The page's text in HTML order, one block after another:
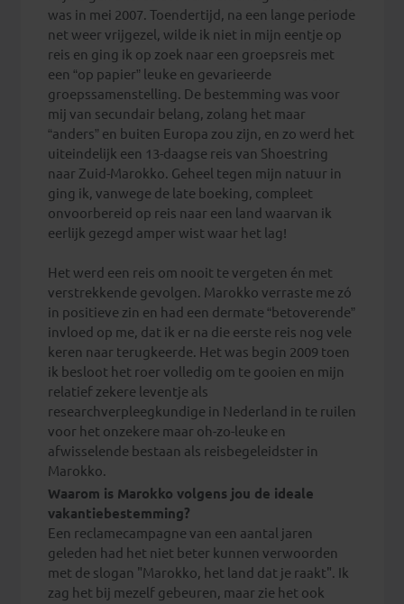
was in mei 2007. Toendertijd, na een lange periode
net weer vrijgezel, wilde ik niet in mijn eentje op
reis en ging ik op zoek naar een groepsreis met
een “op papier” leuke en gevarieerde
groepssamenstelling. De bestemming was voor
mij van secundair belang, zolang het maar
“anders” en buiten Europa zou zijn, en zo werd het
uiteindelijk een 13-daagse reis van Shoestring
naar Zuid-Marokko. Geheel tegen mijn natuur in
ging ik, vanwege de late boeking, compleet
onvoorbereid op reis naar een land waarvan ik
eerlijk gezegd amper wist waar het lag!
Het werd een reis om nooit te vergeten én met
verstrekkende gevolgen. Marokko verraste me zó
in positieve zin en had een dermate “betoverende”
invloed op me, dat ik er na die eerste reis nog vele
keren naar terugkeerde. Het was begin 2009 toen
ik besloot het roer volledig om te gooien en mijn
relatief zekere leventje als
researchverpleegkundige in Nederland in te ruilen
voor het onzekere maar oh-zo-leuke en
afwisselende bestaan als reisbegeleidster in
Marokko.
Waarom is Marokko volgens jou de ideale
vakantiebestemming?
Een reclamecampagne van een aantal jaren
geleden had het niet beter kunnen verwoorden
met de slogan "Marokko, het land dat je raakt". Ik
zag het bij mezelf gebeuren, maar zie het ook